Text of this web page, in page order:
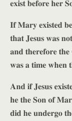
𝐞𝐱𝐢𝐬𝐭 𝐛𝐞𝐟𝐨𝐫𝐞 𝐡𝐞𝐫
𝐈𝐟 𝐌𝐚𝐫𝐲 𝐞𝐱𝐢𝐬𝐭𝐞𝐝
𝐭𝐡𝐚𝐭 𝐉𝐞𝐬𝐮𝐬 𝐰𝐚𝐬
𝐚𝐧𝐝 𝐭𝐡𝐞𝐫𝐞𝐟𝐨𝐫𝐞 𝐭𝐡𝐞
𝐰𝐚𝐬 𝐚 𝐭𝐢𝐦𝐞 𝐰𝐡𝐞𝐧
𝐀𝐧𝐝 𝐢𝐟 𝐉𝐞𝐬𝐮𝐬
𝐡𝐞 𝐭𝐡𝐞 𝐒𝐨𝐧 𝐨𝐟
𝐝𝐢𝐝 𝐡𝐞 𝐮𝐧𝐝𝐞𝐫𝐠𝐨